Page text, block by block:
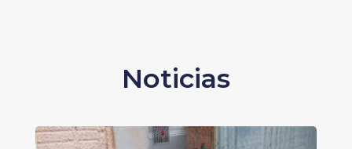
Noticias